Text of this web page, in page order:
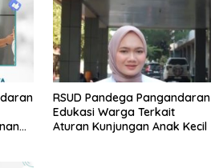
RSUD Pandega Pangandaran
Edukasi Warga Terkait
Aturan Kunjungan Anak Kecil